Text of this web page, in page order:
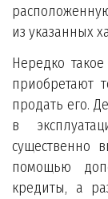
из указанных
Нередко
приобретают
продать его.
в
существенно
помощью
кредиты, а